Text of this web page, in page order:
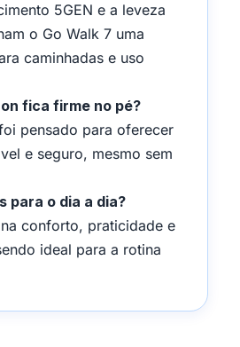
5GEN e a leveza
o Go Walk 7 uma
caminhadas e uso
fica firme no pé?
pensado para oferecer
e seguro, mesmo sem
para o dia a dia?
conforto, praticidade e
ideal para a rotina